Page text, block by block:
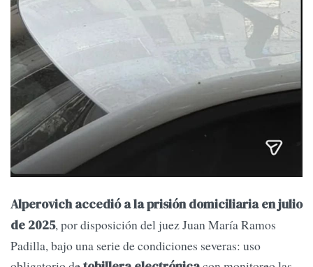
Alperovich accedió a la prisión domiciliaria en julio
de 2025, por disposición del juez Juan María Ramos
Padilla, bajo una serie de condiciones severas: uso